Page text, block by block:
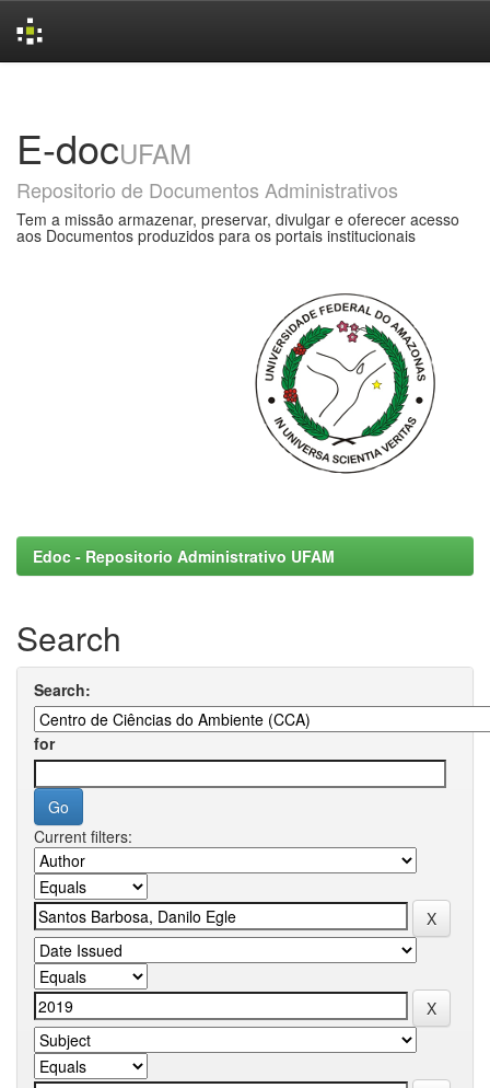
E-docUFAM
Repositorio de Documentos Administrativos
Tem a missão armazenar, preservar, divulgar e oferecer acesso
aos Documentos produzidos para os portais institucionais
Edoc - Repositorio Administrativo UFAM
Search
Search:
for
Current filters: